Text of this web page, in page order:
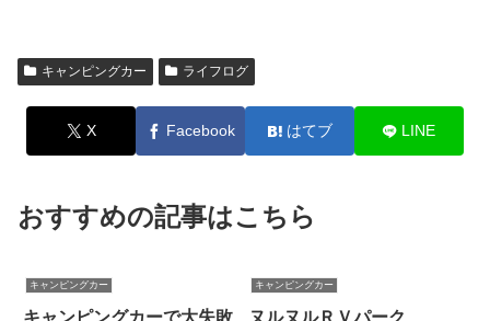
キャンピングカー ライフログ
X Facebook はてブ LINE
おすすめの記事はこちら
キャンピングカー
キャンピングカーで大失敗
キャンピングカー
ヌルヌルＲＶパーク